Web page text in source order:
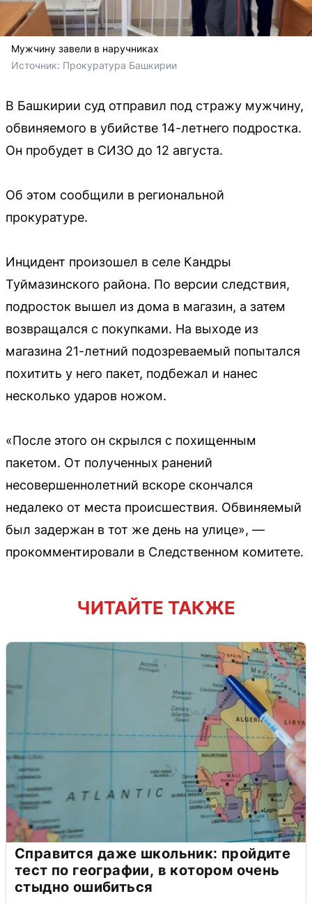
Мужчину завели в наручниках
Источник: Прокуратура Башкирии
В Башкирии суд отправил под стражу мужчину,
обвиняемого в убийстве 14-летнего подростка.
Он пробудет в СИЗО до 12 августа.
Об этом сообщили в региональной
прокуратуре.
Инцидент произошел в селе Кандры
Туймазинского района. По версии следствия,
подросток вышел из дома в магазин, а затем
возвращался с покупками. На выходе из
магазина 21-летний подозреваемый попытался
похитить у него пакет, подбежал и нанес
несколько ударов ножом.
«После этого он скрылся с похищенным
пакетом. От полученных ранений
несовершеннолетний вскоре скончался
недалеко от места происшествия. Обвиняемый
был задержан в тот же день на улице», —
прокомментировали в Следственном комитете.
ЧИТАЙТЕ ТАКЖЕ
Справится даже школьник: пройдите
тест по географии, в котором очень
стыдно ошибиться